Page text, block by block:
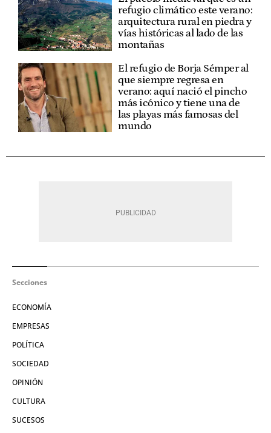
refugio climático este verano:
arquitectura rural en piedra y
vías históricas al lado de las
montañas
El refugio de Borja Sémper al
que siempre regresa en
verano: aquí nació el pincho
más icónico y tiene una de
las playas más famosas del
mundo
Secciones
ECONOMÍA
EMPRESAS
POLÍTICA
SOCIEDAD
OPINIÓN
CULTURA
SUCESOS